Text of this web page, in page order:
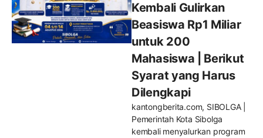
Kembali Gulirkan
Beasiswa Rp1 Miliar
untuk 200
Mahasiswa | Berikut
Syarat yang Harus
Dilengkapi
kantongberita.com, SIBOLGA |
Pemerintah Kota Sibolga
kembali menyalurkan program